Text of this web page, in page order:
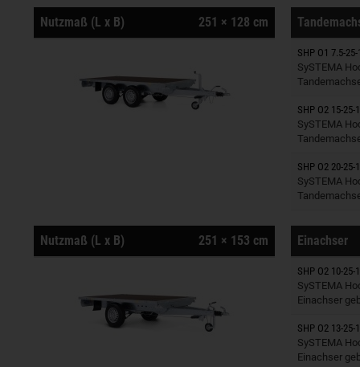
Nutzmaß (L x B) 251 × 128 cm
SHP O1 7.5-
SySTEMA
SHP O2 15-25-
SySTEMA
SHP O2 20-25-
SySTEMA
Nutzmaß (L x B) 251 × 153 cm Einachser
SHP O2 10-25-
SySTEMA
Einachser
SHP O2 13-25-
SySTEMA
Einachser